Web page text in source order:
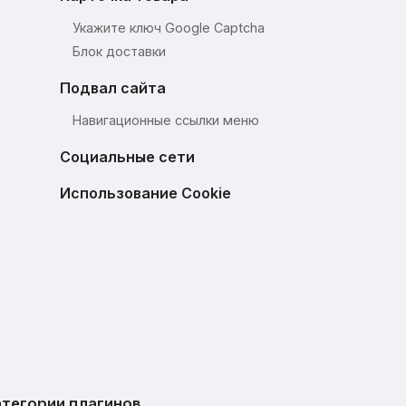
Укажите ключ Google Captcha
Блок доставки
Подвал сайта
Навигационные ссылки меню
Социальные сети
Использование Cookie